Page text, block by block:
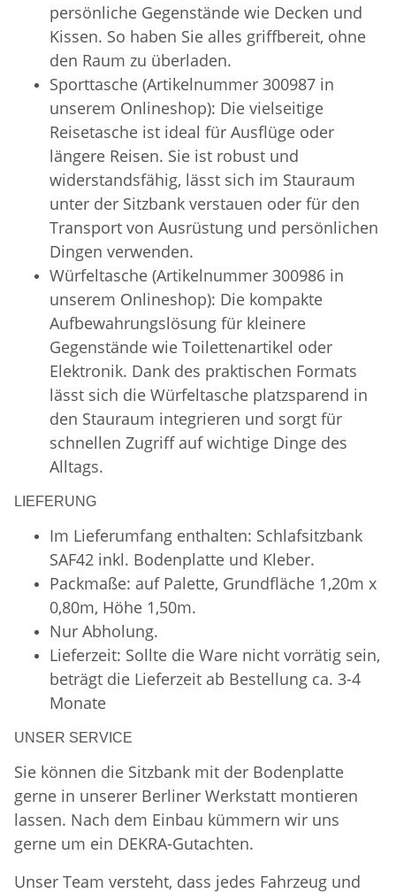
persönliche Gegenstände wie Decken und
Kissen. So haben Sie alles griffbereit, ohne
den Raum zu überladen.
Sporttasche (Artikelnummer 300987 in
unserem Onlineshop): Die vielseitige
Reisetasche ist ideal für Ausflüge oder
längere Reisen. Sie ist robust und
widerstandsfähig, lässt sich im Stauraum
unter der Sitzbank verstauen oder für den
Transport von Ausrüstung und persönlichen
Dingen verwenden.
Würfeltasche (Artikelnummer 300986 in
unserem Onlineshop): Die kompakte
Aufbewahrungslösung für kleinere
Gegenstände wie Toilettenartikel oder
Elektronik. Dank des praktischen Formats
lässt sich die Würfeltasche platzsparend in
den Stauraum integrieren und sorgt für
schnellen Zugriff auf wichtige Dinge des
Alltags.
LIEFERUNG
Im Lieferumfang enthalten: Schlafsitzbank
SAF42 inkl. Bodenplatte und Kleber.
Packmaße: auf Palette, Grundfläche 1,20m x
0,80m, Höhe 1,50m.
Nur Abholung.
Lieferzeit: Sollte die Ware nicht vorrätig sein,
beträgt die Lieferzeit ab Bestellung ca. 3-4
Monate
UNSER SERVICE
Sie können die Sitzbank mit der Bodenplatte
gerne in unserer Berliner Werkstatt montieren
lassen. Nach dem Einbau kümmern wir uns
gerne um ein DEKRA-Gutachten.
Unser Team versteht, dass jedes Fahrzeug und